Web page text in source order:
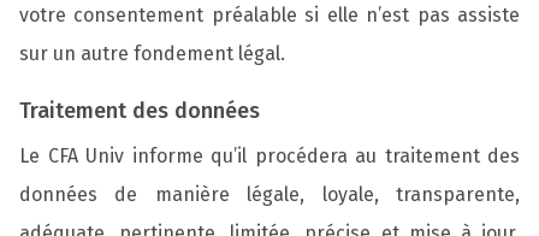
votre consentement préalable si elle n’est pas assiste
sur un autre fondement légal.
Traitement des données
Le CFA Univ informe qu’il procédera au traitement des
données de manière légale, loyale, transparente,